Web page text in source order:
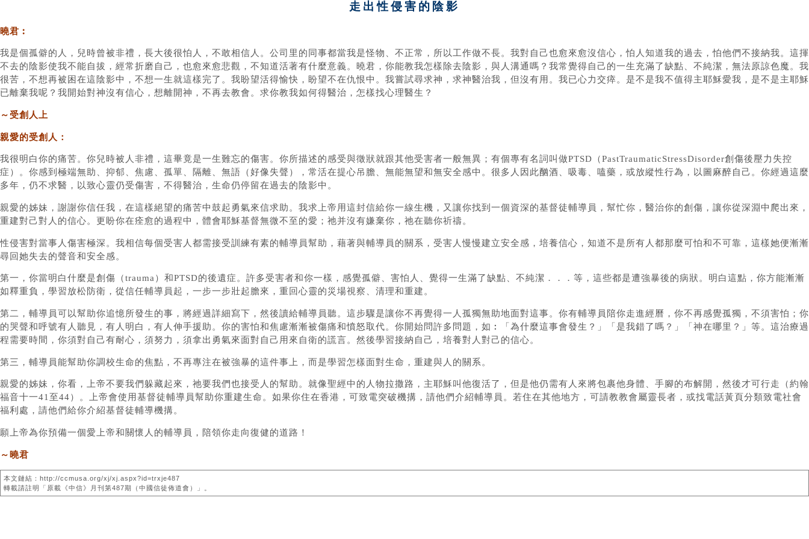
走出性侵害的陰影
曉君︰
我是個孤僻的人，兒時曾被非禮，長大後很怕人，不敢相信人。公司里的同事都當我是怪物、不正常，所以工作做不長。我對自己也愈來愈沒信心，怕人知道我的過去，怕他們不接納我。這揮
不去的陰影使我不能自拔，經常折磨自己，也愈來愈悲觀，不知道活著有什麼意義。曉君，你能教我怎樣除去陰影，與人溝通嗎？我常覺得自己的一生充滿了缺點、不純潔，無法原諒色魔。我
很苦，不想再被困在這陰影中，不想一生就這樣完了。我盼望活得愉快，盼望不在仇恨中。我嘗試尋求神，求神醫治我，但沒有用。我已心力交瘁。是不是我不值得主耶穌愛我，是不是主耶穌
已離棄我呢？我開始對神沒有信心，想離開神，不再去教會。求你教我如何得醫治，怎樣找心理醫生？
～受創人上
親愛的受創人：
我很明白你的痛苦。你兒時被人非禮，這畢竟是一生難忘的傷害。你所描述的感受與徵狀就跟其他受害者一般無異；有個專有名詞叫做PTSD（PastTraumaticStressDisorder創傷後壓力失控
症）。你感到極端無助、抑郁、焦慮、孤單、隔離、無語（好像失聲），常活在提心吊膽、無能無望和無安全感中。很多人因此酗酒、吸毒、嗑藥，或放縱性行為，以圖麻醉自己。你經過這麼
多年，仍不求醫，以致心靈仍受傷害，不得醫治，生命仍停留在過去的陰影中。
親愛的姊妹，謝謝你信任我，在這樣絕望的痛苦中鼓起勇氣來信求助。我求上帝用這封信給你一線生機，又讓你找到一個資深的基督徒輔導員，幫忙你，醫治你的創傷，讓你從深淵中爬出來，
重建對己對人的信心。更盼你在痊愈的過程中，體會耶穌基督無微不至的愛；祂并沒有嫌棄你，祂在聽你祈禱。
性侵害對當事人傷害極深。我相信每個受害人都需接受訓練有素的輔導員幫助，藉著與輔導員的關系，受害人慢慢建立安全感，培養信心，知道不是所有人都那麼可怕和不可靠，這樣她便漸漸
尋回她失去的聲音和安全感。
第一，你當明白什麼是創傷（trauma）和PTSD的後遺症。許多受害者和你一樣，感覺孤僻、害怕人、覺得一生滿了缺點、不純潔．．．等，這些都是遭強暴後的病狀。明白這點，你方能漸漸
如釋重負，學習放松防衛，從信任輔導員起，一步一步壯起膽來，重回心靈的災場視察、清理和重建。
第二，輔導員可以幫助你追憶所發生的事，將經過詳細寫下，然後讀給輔導員聽。這步驟是讓你不再覺得一人孤獨無助地面對這事。你有輔導員陪你走進經曆，你不再感覺孤獨，不須害怕；你
的哭聲和呼號有人聽見，有人明白，有人伸手援助。你的害怕和焦慮漸漸被傷痛和憤怒取代。你開始問許多問題，如︰「為什麼這事會發生？」「是我錯了嗎？」「神在哪里？」等。這治療過
程需要時間，你須對自己有耐心，須努力，須拿出勇氣來面對自己用來自衛的謊言。然後學習接納自己，培養對人對己的信心。
第三，輔導員能幫助你調校生命的焦點，不再專注在被強暴的這件事上，而是學習怎樣面對生命，重建與人的關系。
親愛的姊妹，你看，上帝不要我們躲藏起來，祂要我們也接受人的幫助。就像聖經中的人物拉撒路，主耶穌叫他復活了，但是他仍需有人來將包裹他身體、手腳的布解開，然後才可行走（約翰
福音十一41至44）。上帝會使用基督徒輔導員幫助你重建生命。如果你住在香港，可致電突破機搆，請他們介紹輔導員。若住在其他地方，可請教教會屬靈長者，或找電話黃頁分類致電社會
福利處，請他們給你介紹基督徒輔導機搆。
願上帝為你預備一個愛上帝和關懷人的輔導員，陪領你走向復健的道路！
～曉君
本文鏈結：http://ccmusa.org/xj/xj.aspx?id=trxje487
轉載請註明「原載《中信》月刊第487期（中國信徒佈道會）」。